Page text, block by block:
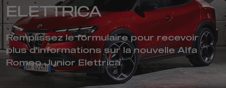
ELETTRICA
Remplissez le formulaire pour recevoir
plus d'informations sur la nouvelle Alfa
Romeo Junior Elettrica.